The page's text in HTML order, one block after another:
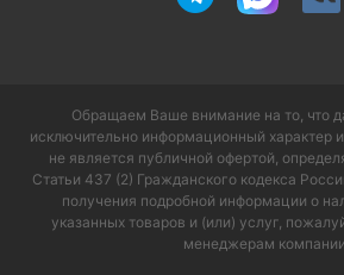
Обращаем Ваше внимание на то, что
исключительно информационный характер
не является публичной офертой,
Статьи 437 (2) Гражданского кодекса
получения подробной информации о
указанных товаров и (или) услуг,
менеджерам